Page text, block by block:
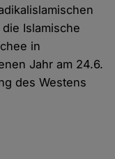
Islamische
in
Jahr am 24.6.
des Westens